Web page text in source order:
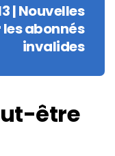
| Nouvelles
abonnés
invalides
être